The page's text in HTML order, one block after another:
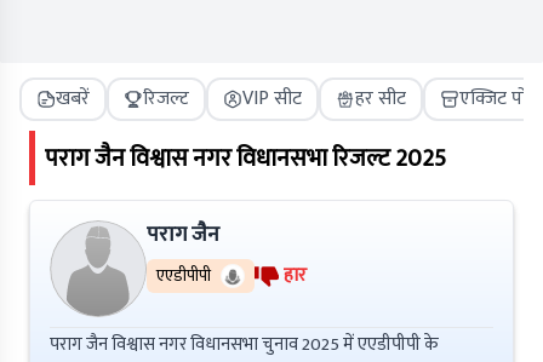
खबरें रिजल्ट VIP सीट हर सीट एक्जिट पोल
पराग जैनविश्वास नगरविधानसभा रिजल्ट2025
पराग जैन
एएडीपीपी हार
पराग जैन विश्वास नगर विधानसभा चुनाव 2025 में एएडीपीपी के